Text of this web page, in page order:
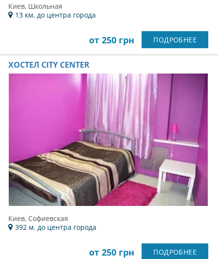
Киев, Школьная
13 км. до центра города
от 250 грн ПОДРОБНЕЕ
ХОСТЕЛ CITY CENTER
Киев, Софиевская
392 м. до центра города
от 250 грн ПОДРОБНЕЕ